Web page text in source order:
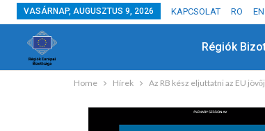
VASÁRNAP, AUGUSZTUS 9, 2026 KAPCSOLAT RO EN
Régiók
Home Hírek Az RB kész eljuttatni az EU